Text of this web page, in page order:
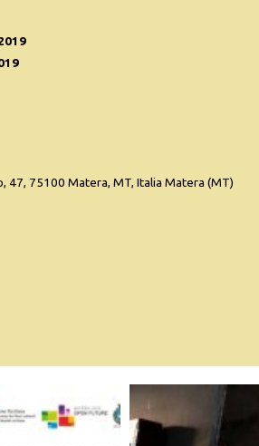
47, 75100 Matera, MT, Italia Matera (MT)